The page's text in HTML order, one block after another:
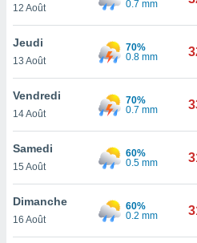
votre
à
en
le
12 Août
0.7 mm
Jeudi
13 Août
70%
0.8 mm
Vendredi
14 Août
70%
0.7 mm
Samedi
15 Août
60%
0.5 mm
Dimanche
16 Août
60%
0.2 mm